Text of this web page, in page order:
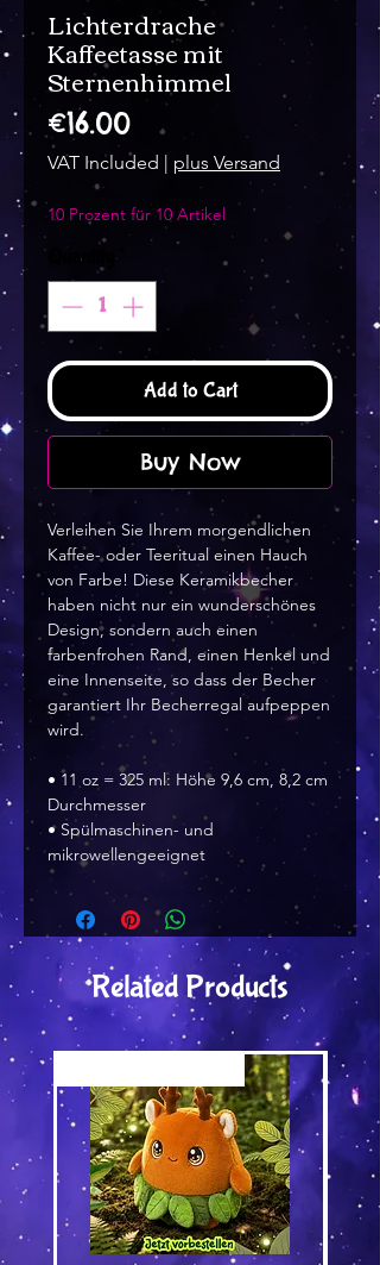
Lichterdrache
Kaffeetasse mit
Sternenhimmel
€16.00Price
VAT Included | plus Versand
10 Prozent für 10 Artikel
Quantity
Add to Cart
Buy Now
Verleihen Sie Ihrem morgendlichen
Kaffee- oder Teeritual einen Hauch
von Farbe! Diese Keramikbecher
haben nicht nur ein wunderschönes
Design, sondern auch einen
farbenfrohen Rand, einen Henkel und
eine Innenseite, so dass der Becher
garantiert Ihr Becherregal aufpeppen
wird.
• 11 oz = 325 ml: Höhe 9,6 cm, 8,2 cm
Durchmesser
• Spülmaschinen- und
mikrowellengeeignet
Related Products